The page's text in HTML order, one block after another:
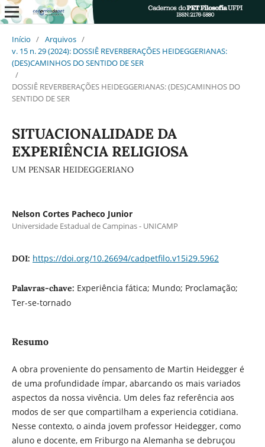
Início / Arquivos /
v. 15 n. 29 (2024): DOSSIÊ REVERBERAÇÕES HEIDEGGERIANAS:
(DES)CAMINHOS DO SENTIDO DE SER
/
DOSSIÊ REVERBERAÇÕES HEIDEGGERIANAS: (DES)CAMINHOS DO
SENTIDO DE SER
SITUACIONALIDADE DA
EXPERIÊNCIA RELIGIOSA
UM PENSAR HEIDEGGERIANO
Nelson Cortes Pacheco Junior
Universidade Estadual de Campinas - UNICAMP
DOI: https://doi.org/10.26694/cadpetfilo.v15i29.5962
Palavras-chave: Experiência fática; Mundo; Proclamação;
Ter-se-tornado
Resumo
A obra proveniente do pensamento de Martin Heidegger é
de uma profundidade ímpar, abarcando os mais variados
aspectos da nossa vivência. Um deles faz referência aos
modos de ser que compartilham a experiencia cotidiana.
Nesse contexto, o ainda jovem professor Heidegger, como
aluno e docente, em Friburgo na Alemanha se debruçou